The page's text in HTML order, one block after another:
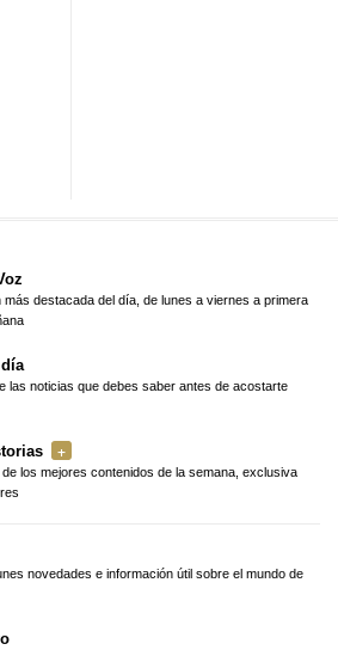
más destacada del día, de lunes a viernes a primera
las noticias que debes saber antes de acostarte
los mejores contenidos de la semana, exclusiva
novedades e información útil sobre el mundo de